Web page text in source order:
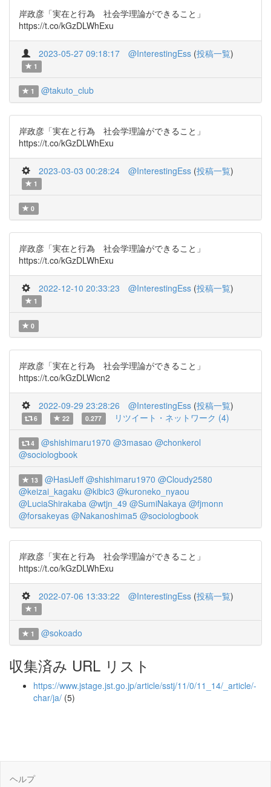
岸政彦「実在と行為 社会学理論ができること」
https://t.co/kGzDLWhExu
2023-05-27 09:18:17 @InterestingEss (投稿一覧)
1
1 @takuto_club
岸政彦「実在と行為 社会学理論ができること」
https://t.co/kGzDLWhExu
2023-03-03 00:28:24 @InterestingEss (投稿一覧)
1
0
岸政彦「実在と行為 社会学理論ができること」
https://t.co/kGzDLWhExu
2022-12-10 20:33:23 @InterestingEss (投稿一覧)
1
0
岸政彦「実在と行為 社会学理論ができること」
https://t.co/kGzDLWicn2
2022-09-29 23:28:26 @InterestingEss (投稿一覧)
6 22 0.277 リツイート・ネットワーク (4)
4 @shishimaru1970 @3masao @chonkerol
@sociologbook
13 @HasiJeff @shishimaru1970 @Cloudy2580
@keizai_kagaku @kibic3 @kuroneko_nyaou
@LuciaShirakaba @wtjn_49 @SumiNakaya @fjmonn
@forsakeyas @Nakanoshima5 @sociologbook
岸政彦「実在と行為 社会学理論ができること」
https://t.co/kGzDLWhExu
2022-07-06 13:33:22 @InterestingEss (投稿一覧)
1
1 @sokoado
収集済み URL リスト
https://www.jstage.jst.go.jp/article/sstj/11/0/11_14/_article/-
char/ja/ (5)
ヘルプ